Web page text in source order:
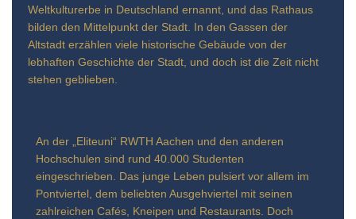
Weltkulturerbe in Deutschland ernannt, und das Rathaus
bilden den Mittelpunkt der Stadt. In den Gassen der
Altstadt erzählen viele historische Gebäude von der
lebhaften Geschichte der Stadt, und doch ist die Zeit nicht
stehen geblieben.
An der „Eliteuni“ RWTH Aachen und den anderen
Hochschulen sind rund 40.000 Studenten
eingeschrieben. Das junge Leben pulsiert vor allem im
Pontviertel, dem beliebten Ausgehviertel mit seinen
zahlreichen Cafés, Kneipen und Restaurants. Doch